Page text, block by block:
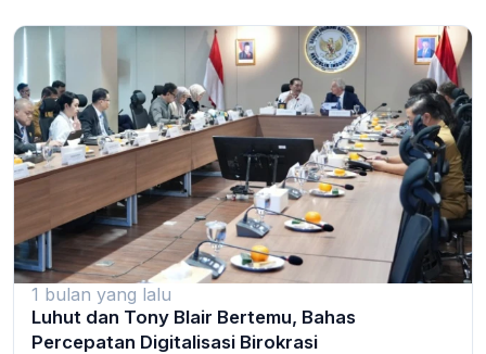
1 bulan yang lalu
Luhut dan Tony Blair Bertemu, Bahas
Percepatan Digitalisasi Birokrasi